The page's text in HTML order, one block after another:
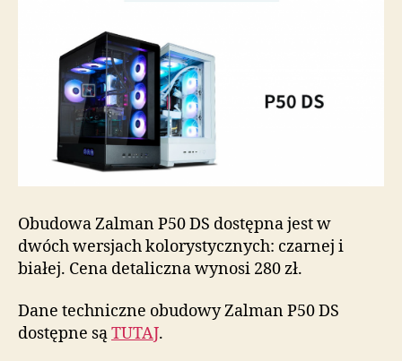
Obudowa Zalman P50 DS dostępna jest w
dwóch wersjach kolorystycznych: czarnej i
białej. Cena detaliczna wynosi 280 zł.
Dane techniczne obudowy Zalman P50 DS
dostępne sąTUTAJ.